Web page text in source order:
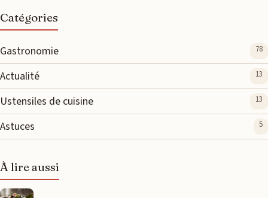
Catégories
Gastronomie 78
Actualité 13
Ustensiles de cuisine 13
Astuces 5
À lire aussi